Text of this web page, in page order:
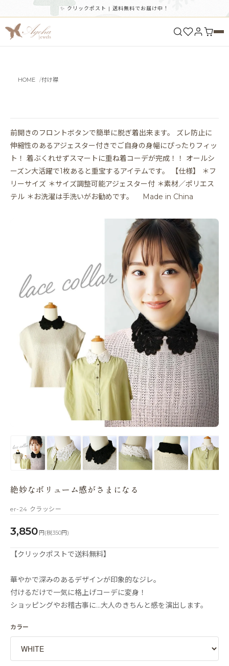
✨ クリックポスト | 送料無料でお届け中！
HOME 付け襟
前開きのフロントボタンで簡単に脱ぎ着出来ます。 ズレ防止に
伸縮性のあるアジェスター付きでご自身の身幅にぴったりフィッ
ト！ 着ぶくれせずスマートに重ね着コーデが完成！！ オールシ
ーズン大活躍で1枚あると重宝するアイテムです。 【仕様】 ＊フ
リーサイズ ＊サイズ調整可能アジェスター付 ＊素材／ポリエス
テル ＊お洗濯は手洗いがお勧めです。 Made in China
絶妙なボリューム感がさまになる
er-24 クラッシー
3,850 円(税350円)
【クリックポストで送料無料】
華やかで深みのあるデザインが印象的なジレ。
付けるだけで一気に格上げコーデに変身！
ショッピングやお稽古事に…大人のきちんと感を演出します。
カラー